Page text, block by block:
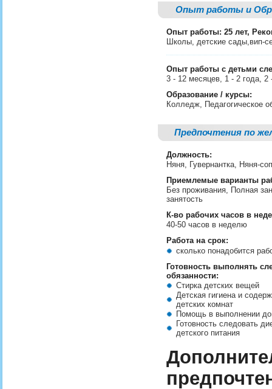
Опыт работы и
Опыт работы: 25 лет,
Школы, детские сады,вип-
Опыт работы с детьми
3 - 12 месяцев, 1 - 2 года,
Образование / курсы:
Колледж, Педагогическое
Предпочтения по
Должность:
Няня, Гувернантка, Няня-
Приемлемые варианты
Без проживания, Полная
занятость
К-во рабочих часов в
40-50 часов в неделю
Работа на срок:
сколько понадобится
Готовность выполнять
обязанности:
Стирка детских вещей
Детская гигиена и
детских комнат
Помощь в выполнении
Готовность следовать
детского питания